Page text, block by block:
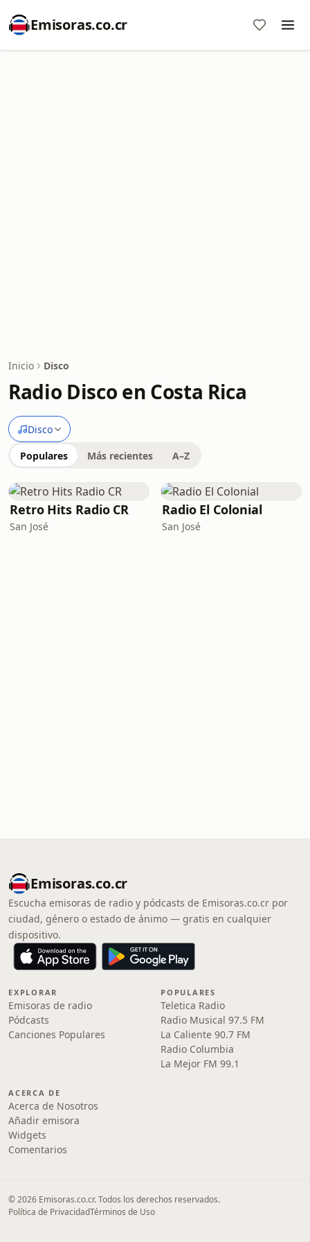
Emisoras.co.cr
Inicio Disco
Radio Disco en Costa Rica
Disco
Populares Más recientes A–Z
Retro Hits Radio CR
San José
Radio El Colonial
San José
Emisoras.co.cr
Escucha emisoras de radio y pódcasts de Emisoras.co.cr por
ciudad, género o estado de ánimo — gratis en cualquier
dispositivo.
EXPLORAR
Emisoras de radio
Pódcasts
Canciones Populares
POPULARES
Teletica Radio
Radio Musical 97.5 FM
La Caliente 90.7 FM
Radio Columbia
La Mejor FM 99.1
ACERCA DE
Acerca de Nosotros
Añadir emisora
Widgets
Comentarios
© 2026 Emisoras.co.cr. Todos los derechos reservados.
Política de PrivacidadTérminos de Uso